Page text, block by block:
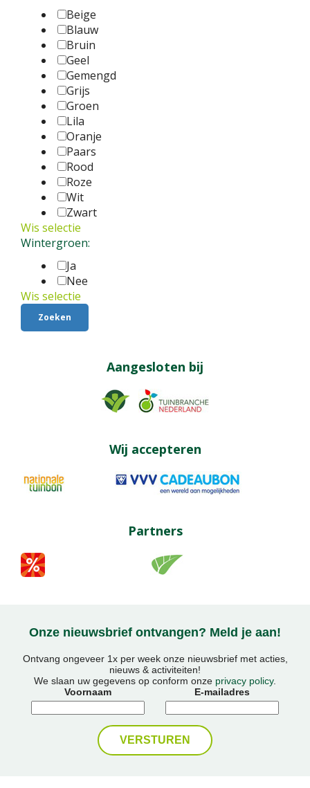
Beige
Blauw
Bruin
Geel
Gemengd
Grijs
Groen
Lila
Oranje
Paars
Rood
Roze
Wit
Zwart
Wis selectie
Wintergroen:
Ja
Nee
Wis selectie
Aangesloten bij
Wij accepteren
Partners
Onze nieuwsbrief ontvangen? Meld je aan!
Ontvang ongeveer 1x per week onze nieuwsbrief met acties,
nieuws & activiteiten!
We slaan uw gegevens op conform onze privacy policy.
Voornaam
E-mailadres